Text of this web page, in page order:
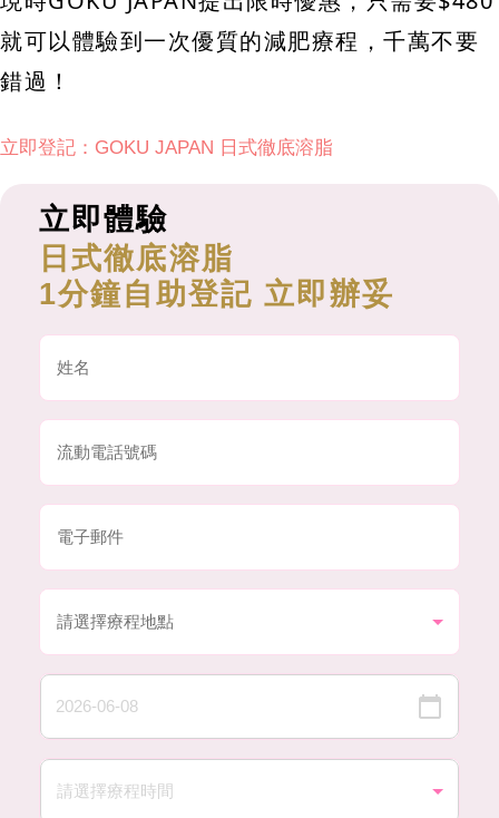
就可以體驗到一次優質的減肥療程，千萬不要
錯過！
立即登記：GOKU JAPAN 日式徹底溶脂
立即體驗
日式徹底溶脂
1分鐘自助登記 立即辦妥